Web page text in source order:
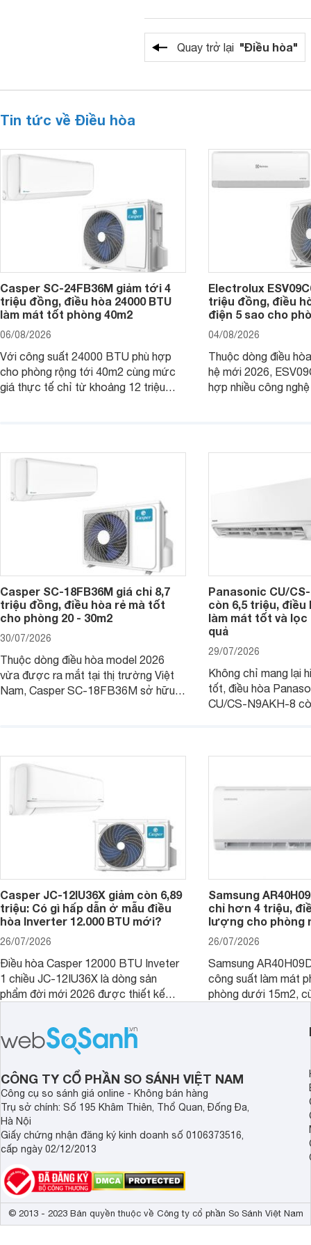
Quay trở lại "Điều hòa"
Tin tức về Điều hòa
Casper SC-24FB36M giảm tới 4
triệu đồng, điều hòa 24000 BTU
làm mát tốt phòng 40m2
06/08/2026
Với công suất 24000 BTU phù hợp
cho phòng rộng tới 40m2 cùng mức
giá thực tế chỉ từ khoảng 12 triệu
Electrolux
triệu đồng, điều
điện 5 sao cho
04/08/2026
Thuộc dòng điều
hệ mới 2026,
hợp nhiều công
Casper SC-18FB36M giá chỉ 8,7
triệu đồng, điều hòa rẻ mà tốt
cho phòng 20 - 30m2
30/07/2026
Thuộc dòng điều hòa model 2026
vừa được ra mắt tại thị trường Việt
Nam, Casper SC-18FB36M sở hữu
nhiều tính năng và công nghệ hiện đại.
Panasonic CU/
còn 6,5 triệu, điều
làm mát tốt và lọc
quả
29/07/2026
Không chỉ mang lại
tốt, điều hòa
CU/CS-N9AKH-8
Casper JC-12IU36X giảm còn 6,89
triệu: Có gì hấp dẫn ở mẫu điều
hòa Inverter 12.000 BTU mới?
26/07/2026
Điều hòa Casper 12000 BTU Inveter
1 chiều JC-12IU36X là dòng sản
phẩm đời mới 2026 được thiết kế
sở hữu khả năng làm mát tốt mà còn
có giá bán rất hợp lý.
Samsung
chỉ hơn 4 triệu,
lượng cho phòng
26/07/2026
Samsung
công suất làm mát
phòng dưới 15m2,
phòng ngủ, phòng
CÔNG TY CỔ PHẦN SO SÁNH VIỆT NAM
Công cụ so sánh giá online - Không bán hàng
Trụ sở chính: Số 195 Khâm Thiên, Thổ Quan, Đống Đa,
Hà Nội
Giấy chứng nhận đăng ký kinh doanh số 0106373516,
cấp ngày 02/12/2013
© 2013 - 2023 Bản quyền thuộc về Công ty cổ phần So Sánh Việt Nam